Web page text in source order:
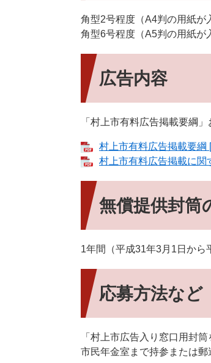
角型2号程度（A4判の用紙
角型6号程度（A5判の用紙
広告内容
「村上市有料広告掲載要綱
村上市有料広告掲載要綱
村上市有料広告掲載に関
無償提供封筒
1年間（平成31年3月1日から
応募方法など
「村上市広告入り窓口用封
市民年金室まで持参または郵